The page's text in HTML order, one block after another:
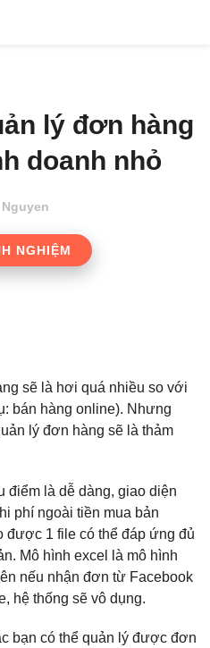
lý đơn hàng
doanh nhỏ
NGHIỆM
sẽ là hơi quá nhiều so với
bán hàng online). Nhưng
lý đơn hàng sẽ là thảm
điểm là dễ dàng, giao diện
phí ngoài tiền mua bản
được 1 file có thể đáp ứng đủ
Mô hình excel là mô hình
nếu nhận đơn từ Facebook
hệ thống sẽ vô dụng.
bạn có thể quản lý được đơn